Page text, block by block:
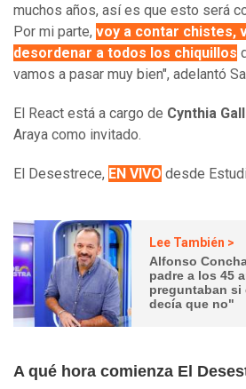
muchos años, así es que esto será
Por mi parte, voy a contar chistes,
desordenar a todos los chiquillos
vamos a pasar muy bien", adelantó
El React está a cargo de Cynthia
Araya como invitado.
El Desestrece, EN VIVO desde
Lee También >
Alfonso
padre a los 45
preguntaban si
decía que no"
A qué hora comienza El